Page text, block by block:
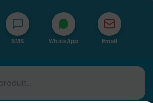
SMS WhatsApp Email